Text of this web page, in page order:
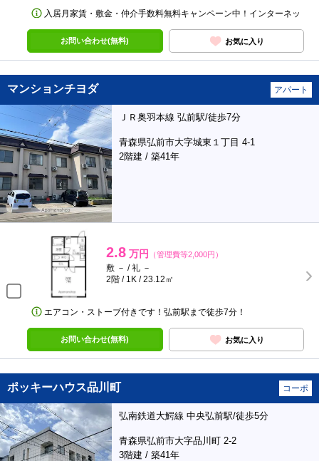
入居月家賃・敷金・仲介手数料無料キャンペーン中！インターネッ
お問い合わせ(無料) お気に入り
マンションチヨダ アパート
ＪＲ奥羽本線 弘前駅/徒歩7分
青森県弘前市大字城東１丁目 4-1
2階建 / 築41年
2.8 万円 （管理費等2,000円）
敷 － / 礼 －
2階 / 1K / 23.12㎡
エアコン・ストーブ付きです！弘前駅まで徒歩7分！
お問い合わせ(無料) お気に入り
ポッキーハウス品川町 コーポ
弘南鉄道大鰐線 中央弘前駅/徒歩5分
青森県弘前市大字品川町 2-2
3階建 / 築41年